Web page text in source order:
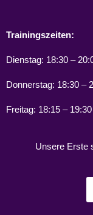
Trainingszeiten:
Dienstag: 18:30 –
Donnerstag: 18:30 –
Freitag: 18:15 –
Unsere Erste